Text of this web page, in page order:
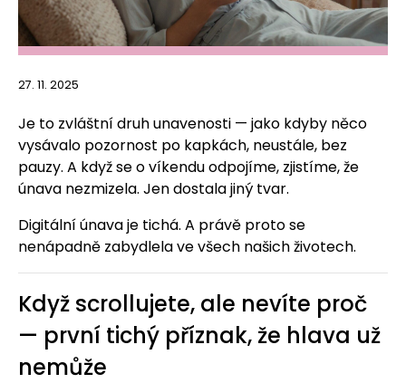
27. 11. 2025
Je to zvláštní druh unavenosti — jako kdyby něco
vysávalo pozornost po kapkách, neustále, bez
pauzy. A když se o víkendu odpojíme, zjistíme, že
únava nezmizela. Jen dostala jiný tvar.
Digitální únava je tichá. A právě proto se
nenápadně zabydlela ve všech našich životech.
Když scrollujete, ale nevíte proč
— první tichý příznak, že hlava už
nemůže